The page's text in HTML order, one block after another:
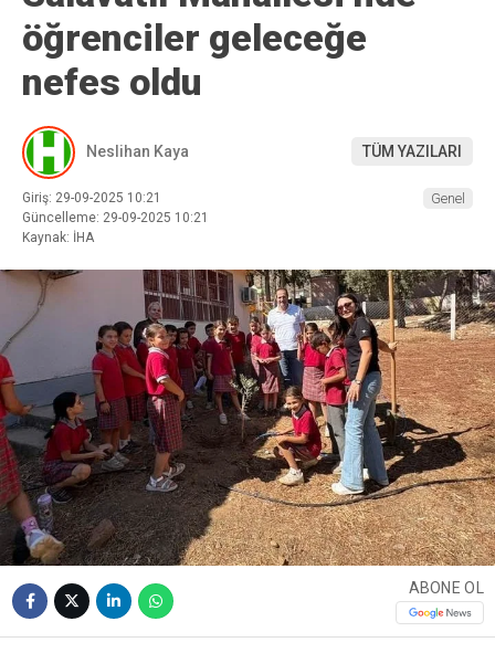
öğrenciler geleceğe
nefes oldu
Neslihan Kaya TÜM YAZILARI
Giriş: 29-09-2025 10:21
Güncelleme: 29-09-2025 10:21
Kaynak: İHA
Genel
ABONE OL